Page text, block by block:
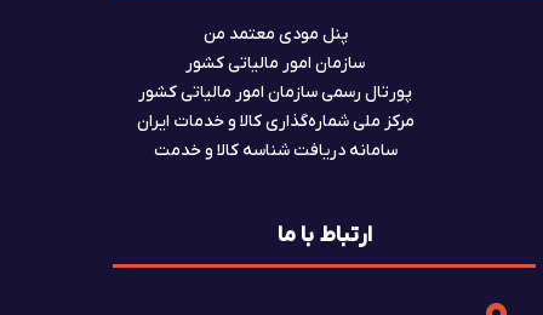
ارتباط با ما
پنل مودی معتمد من
سازمان امور مالیاتی کشور
پورتال رسمی سازمان امور مالیاتی کشور
مرکز ملی شماره‌گذاری کالا و خدمات ایران
سامانه دریافت شناسه کالا و خدمت